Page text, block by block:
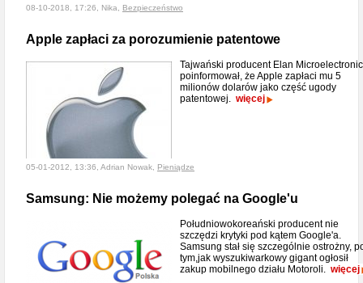
08-10-2018, 17:26, Nika, Bezpieczeństwo
Apple zapłaci za porozumienie patentowe
Tajwański producent Elan
poinformował, że Apple zapłaci mu 5
milionów dolarów jako część ugody
patentowej. więcej
05-01-2012, 13:36, Adrian Nowak, Pieniądze
Samsung: Nie możemy polegać na Google'u
Południowokoreański producent nie
szczędzi krytyki pod kątem Google'a.
Samsung stał się szczególnie ostrożny,
tym,jak wyszukiwarkowy gigant ogłosił
zakup mobilnego działu Motoroli. więcej